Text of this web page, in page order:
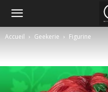
Accueil Geekerie Figurine